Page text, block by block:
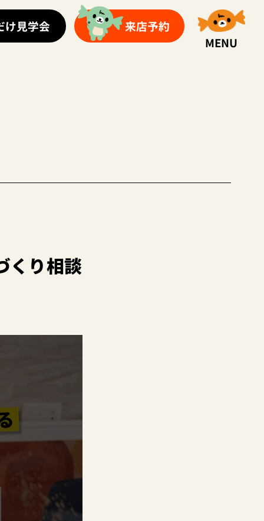
け見学会
来店予約
MENU
くり相談